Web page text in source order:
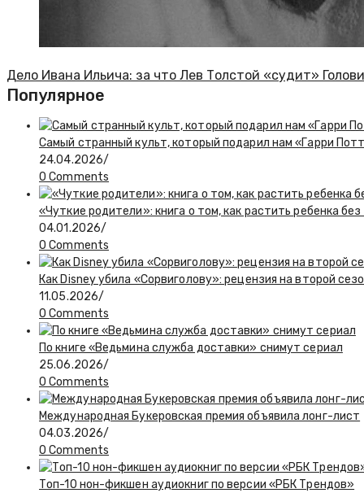
Дело Ивана Ильича: за что Лев Толстой «судит»
Популярное
Самый странный культ, который подарил нам «Гарри
24.04.2026/
0 Comments
«Чуткие родители»: книга о том, как растить ребенка
04.01.2026/
0 Comments
Как Disney убила «Сорвиголову»: рецензия на второй
11.05.2026/
0 Comments
По книге «Ведьмина служба доставки» снимут сериал
25.06.2026/
0 Comments
Международная Букеровская премия объявила лонг-лист
04.03.2026/
0 Comments
Топ-10 нон-фикшен аудиокниг по версии «РБК Трендов»